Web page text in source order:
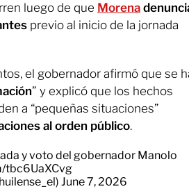
luego de que Morena
previo al inicio de la jornada
el gobernador afirmó que se
” y explicó que los hechos
a “pequeñas situaciones”
al orden público.
y voto del gobernador Manolo
tbc6UaXCvg
June 7, 2026